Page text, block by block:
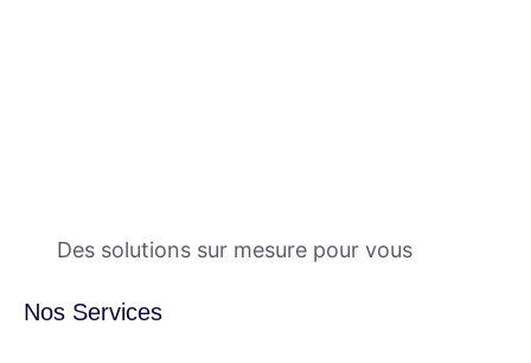
Des solutions sur mesure pour vous
Nos Services